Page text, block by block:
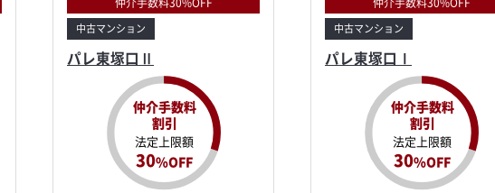
中古マンション
パレ東塚口Ⅱ
仲介手数料
割引
法定上限額
30%OFF
中古マンション
パレ東塚口Ⅰ
仲介手数料
割引
法定上限額
30%OFF